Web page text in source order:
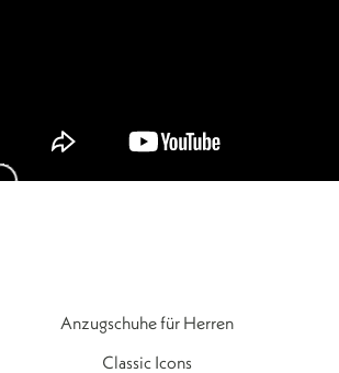
Anzugschuhe für Herren
Classic Icons